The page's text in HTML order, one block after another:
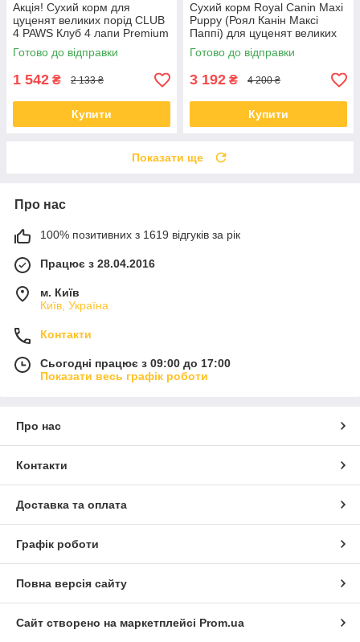
Акція! Сухий корм для
цуценят великих порід CLUB
4 PAWS Клуб 4 лапи Premium
for puppies of large breeds
Chicken з куркою 14 кг
Готово до відправки
1 542 ₴ 2 133 ₴
Купити
Сухий корм Royal Canin Maxi
Puppy (Роял Канін Максі
Паппі) для цуценят великих
порід з 2-15 місяців, 15 КГ
Готово до відправки
3 192 ₴ 4 200 ₴
Купити
Показати ще
Про нас
100% позитивних з 1619 відгуків за рік
Працює з 28.04.2016
м. Київ
Київ, Україна
Контакти
Сьогодні працює з 09:00 до 17:00
Показати весь графік роботи
Про нас
Контакти
Доставка та оплата
Графік роботи
Повна версія сайту
Сайт створено на маркетплейсі Prom.ua